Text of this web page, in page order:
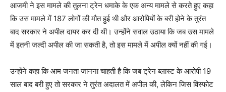
आजमी ने इस मामले की तुलना ट्रेन धमाके के एक अन्य मामले से करते हुए कहा
कि उस मामले में 187 लोगों की मौत हुई थी और आरोपियों के बरी होने के तुरंत
बाद सरकार ने अपील दायर कर दी थी। उन्होंने सवाल उठाया कि जब उस मामले
में इतनी जल्दी अपील की जा सकती है, तो इस मामले में अपील क्यों नहीं की गई।
उन्होंने कहा कि आम जनता जानना चाहती है कि जब ट्रेन ब्लास्ट के आरोपी 19
साल बाद बरी हुए तो सरकार ने तुरंत अदालत में अपील की, लेकिन जिस विस्फोट